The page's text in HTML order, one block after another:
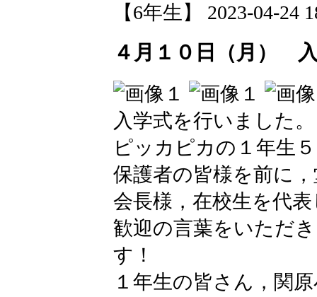
【6年生】 2023-04-24
４月１０日（月）
入学式を行いました。
ピッカピカの１年生
保護者の皆様を前に
会長様，在校生を代
歓迎の言葉をいただ
す！
１年生の皆さん，関